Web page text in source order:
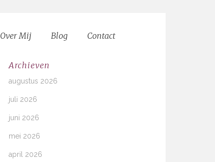
Over Mij Blog Contact
Archieven
augustus 2026
juli 2026
juni 2026
mei 2026
april 2026